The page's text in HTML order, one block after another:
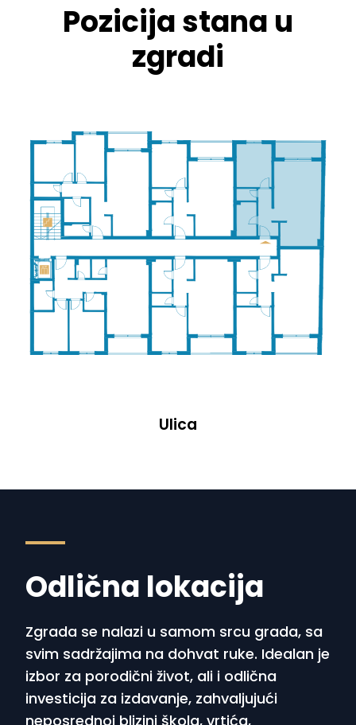
Pozicija stana u
zgradi
Ulica
Odlična lokacija
Zgrada se nalazi u samom srcu grada, sa
svim sadržajima na dohvat ruke. Idealan je
izbor za porodični život, ali i odlična
investicija za izdavanje, zahvaljujući
neposrednoj blizini škola, vrtića,